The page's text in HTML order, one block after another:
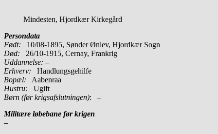
Mindesten, Hjordkær Kirkegård
Persondata
Født: 10/08-1895, Sønder Ønlev, Hjordkær Sogn
Død: 26/10-1915, Cernay, Frankrig
Uddannelse: –
Erhverv: Handlungsgehilfe
Bopæl: Aabenraa
Hustru: Ugift
Børn (før krigsafslutningen): –
Militære løbebane før krigen
–